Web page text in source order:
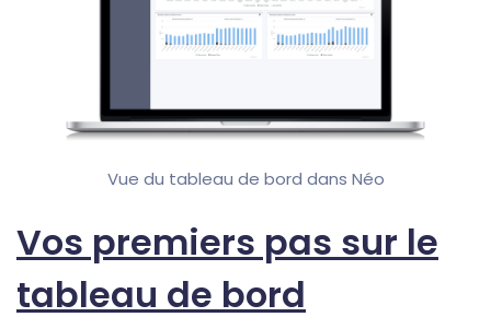
Vue du tableau de bord dans Néo
Vos premiers pas sur le
tableau de bord